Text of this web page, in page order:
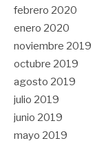
febrero 2020
enero 2020
noviembre 2019
octubre 2019
agosto 2019
julio 2019
junio 2019
mayo 2019